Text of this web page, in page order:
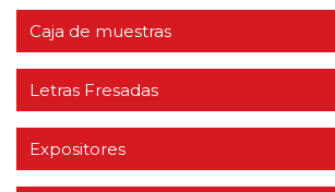
Caja de muestras
Letras Fresadas
Expositores